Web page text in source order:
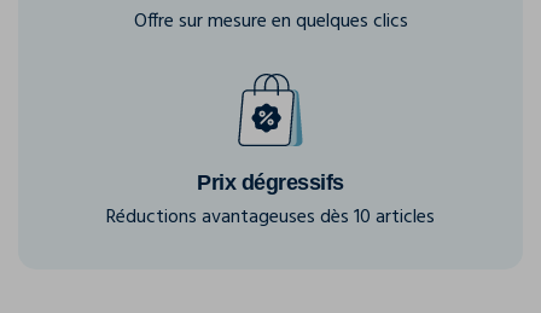
Offre sur mesure en quelques clics
Prix dégressifs
Réductions avantageuses dès 10 articles